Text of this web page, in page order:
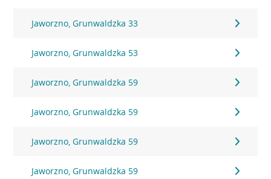
Jaworzno, Grunwaldzka 33
Jaworzno, Grunwaldzka 53
Jaworzno, Grunwaldzka 59
Jaworzno, Grunwaldzka 59
Jaworzno, Grunwaldzka 59
Jaworzno, Grunwaldzka 59